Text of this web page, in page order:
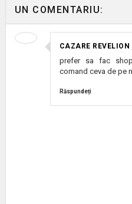
UN COMENTARIU:
CAZARE REVELION
prefer sa fac
comand ceva de pe
Răspundeți